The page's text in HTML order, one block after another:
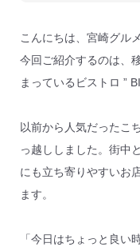
こんにちは、宮崎グル
今回ご紹介するのは、
まっているビストロ ”
以前から人気だったこ
っ越ししました。街中
にも立ち寄りやすいお
ます。
「今日はちょっと良